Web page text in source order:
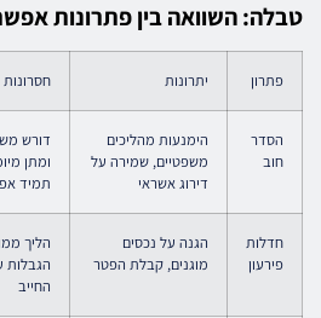
טבלה: השוואה בין פתרונות
פתרון יתרונות חסרונות
הסדר
חוב
הימנעות מהליכים
משפטיים, שמירה על
דירוג אשראי
דורש
ומתן
תמיד
חדלות
פירעון
הגנה על נכסים
מוגנים, קבלת הפטר
הליך
הגבלות
החייב